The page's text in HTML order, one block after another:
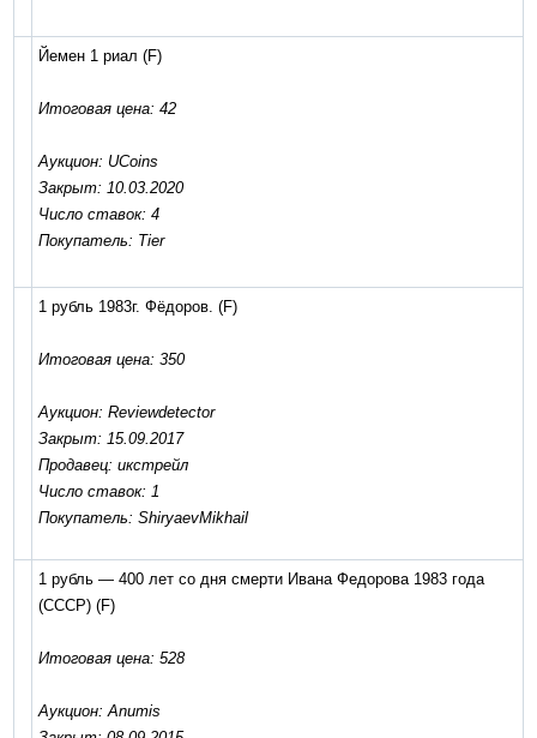
Йемен 1 риал (F)
Итоговая цена: 42
Аукцион: UCoins
Закрыт: 10.03.2020
Число ставок: 4
Покупатель: Tier
1 рубль 1983г. Фёдоров. (F)
Итоговая цена: 350
Аукцион: Reviewdetector
Закрыт: 15.09.2017
Продавец: икстрейл
Число ставок: 1
Покупатель: ShiryaevMikhail
1 рубль — 400 лет со дня смерти Ивана Федорова 1983 года
(СССР) (F)
Итоговая цена: 528
Аукцион: Anumis